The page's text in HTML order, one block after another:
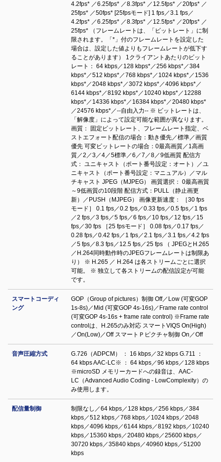
4.2fps* ／6.25fps* ／8.3fps* ／12.5fps* ／20fps* ／
25fps* ／50fps* [25fpsモード] 1 fps／3.1 fps／
4.2fps* ／6.25fps* ／8.3fps* ／12.5fps* ／20fps* ／
25fps* （フレームレートは、「ビットレート」に制
限されます。「*」付のフレームレートを設定した
場合は、設定した値よりもフレームレートが低下す
ることがあります） 1クライアントあたりのビット
レート： 64 kbps／128 kbps*／256 kbps*／384
kbps*／512 kbps*／768 kbps*／1024 kbps*／1536
kbps*／2048 kbps*／3072 kbps*／4096 kbps*／
6144 kbps*／8192 kbps*／10240 kbps*／12288
kbps*／14336 kbps*／16384 kbps*／20480 kbps*
／24576 kbps*／--自由入力-- ※ ビットレートは、
「解像度」によって設定可能な範囲が異なります。
画質： 固定ビットレート、フレームレート指定、ベ
ストエフォート配信の場合：動き優先／標準／画質
優先 可変ビットレートの場合：0最高画質／1高画
質／2／3／4／5標準／6／7／8／9低画質 配信方
式： ユニキャスト（ポート番号設定：オート）／ユ
ニキャスト（ポート番号設定：マニュアル）／マル
チキャスト JPEG（MJPEG） 画質選択： 0最高画質
～9低画質の10段階 配信方式：PULL（静止画更
新）／PUSH（MJPEG） 画像更新速度： ［30 fps
モード］ 0.1 fps／0.2 fps／0.33 fps／0.5 fps／1 fps
／2 fps／3 fps／5 fps／6 fps／10 fps／12 fps／15
fps／30 fps ［25 fpsモード］ 0.08 fps／0.17 fps／
0.28 fps／0.42 fps／1 fps／2.1 fps／3.1 fps／4.2 fps
／5 fps／8.3 fps／12.5 fps／25 fps （ JPEGとH.265
／H.264同時動作時のJPEGフレームレートは制限あ
り） ※ H.265 ／ H.264 は各ストリームごとに選択
可能。 ※ 独立して各ストリームの配信設定が可能
です。
スマートコーディ
ング
GOP（Group of pictures）制御 Off／Low (可変GOP
1s-8s)／Mid (可変GOP 4s-16s)／Frame rate control
(可変GOP 4s-16s + frame rate control) ※Frame rate
controlは、H.265のみ対応 スマートVIQS On(High)
／On(Low)／Off スマートＰピクチャ制御 On／Off
音声圧縮方式
G.726（ADPCM） ： 16 kbps／32 kbps G.711 ：
64 kbps AAC-LC※ ： 64 kbps／96 kbps／128 kbps
※microSD メモリーカードへの録音は、AAC-
LC（Advanced Audio Coding - LowComplexity）の
み使用します。
配信量制御
制限なし／64 kbps／128 kbps／256 kbps／384
kbps／512 kbps／768 kbps／1024 kbps／2048
kbps／4096 kbps／6144 kbps／8192 kbps／10240
kbps／15360 kbps／20480 kbps／25600 kbps／
30720 kbps／35840 kbps／40960 kbps／51200
kbps